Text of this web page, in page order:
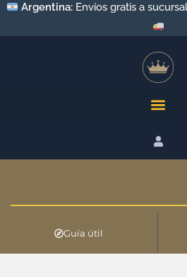
Argentina: Envíos gratis a
Guía útil